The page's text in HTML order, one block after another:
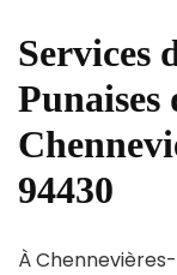
Services
Punaises
94430
À